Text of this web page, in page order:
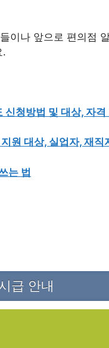
이나 앞으로 편의점
.
청방법 및 대상, 자격
원 대상, 실업자, 재
는 법
급 안내